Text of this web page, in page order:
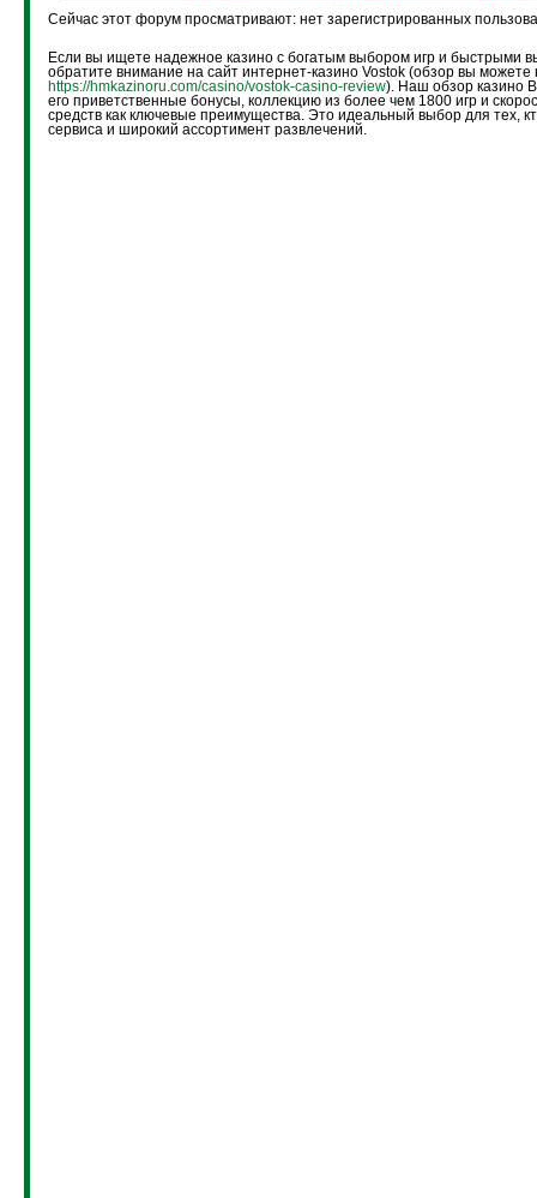
Сейчас этот форум просматривают: нет зарегистрированных
Если вы ищете надежное казино с богатым выбором игр и быстрыми
обратите внимание на сайт интернет-казино Vostok (обзор вы можете
https://hmkazinoru.com/casino/vostok-casino-review). Наш обзор казино
его приветственные бонусы, коллекцию из более чем 1800 игр и
средств как ключевые преимущества. Это идеальный выбор для тех,
сервиса и широкий ассортимент развлечений.